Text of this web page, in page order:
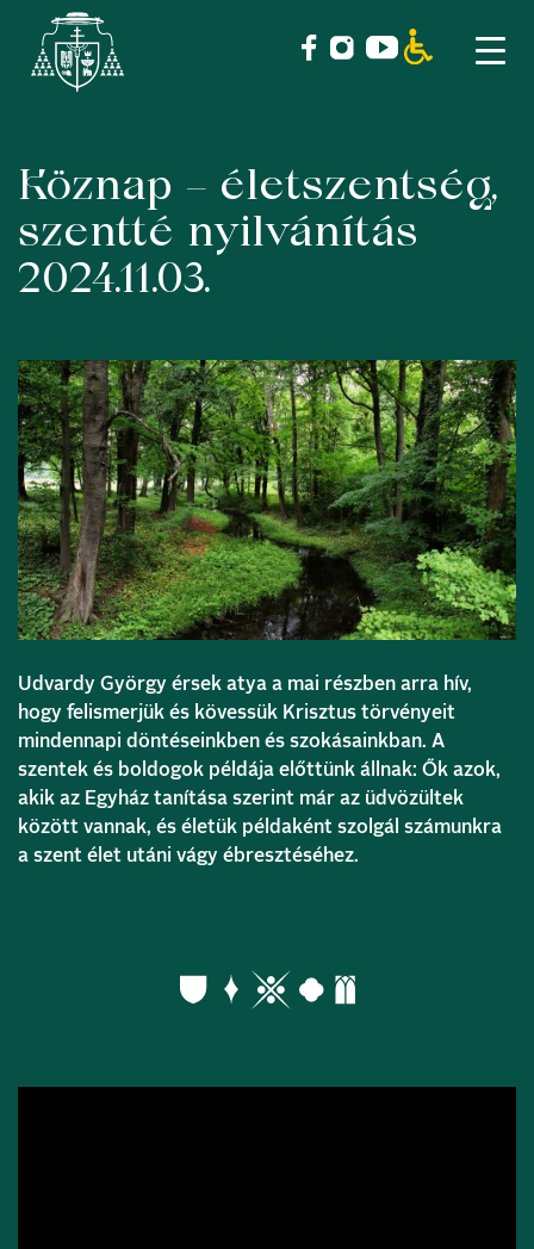
SkipKöznap – életszentség,
szentté nyilvánítás
2024.11.03.
Udvardy György érsek atya a mai részben arra hív,
hogy felismerjük és kövessük Krisztus törvényeit
mindennapi döntéseinkben és szokásainkban. A
szentek és boldogok példája előttünk állnak: Ők azok,
akik az Egyház tanítása szerint már az üdvözültek
között vannak, és életük példaként szolgál számunkra
a szent élet utáni vágy ébresztéséhez.